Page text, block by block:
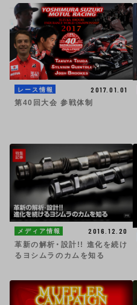
レース情報
2017.01.01
第40回大会 参戦体制
メディア情報
2016.12.20
革新の解析・設計!! 進化を続け
るヨシムラのカムを知る